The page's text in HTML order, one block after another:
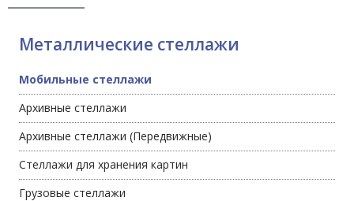
Металлические стеллажи
Мобильные стеллажи
Архивные стеллажи
Архивные стеллажи (Передвижные)
Стеллажи для хранения картин
Грузовые стеллажи